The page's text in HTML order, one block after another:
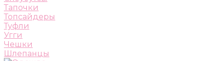
Тапочки
Топсайдеры
Туфли
Угги
Чешки
Шлепанцы